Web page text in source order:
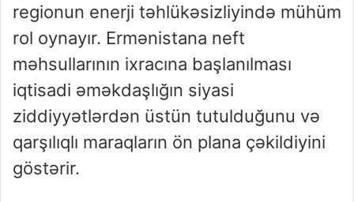
regionun enerji təhlükəsizliyində mühüm
rol oynayır. Ermənistana neft
məhsullarının ixracına başlanılması
iqtisadi əməkdaşlığın siyasi
ziddiyyətlərdən üstün tutulduğunu və
qarşılıqlı maraqların ön plana çəkildiyini
göstərir.